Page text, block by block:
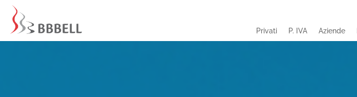
Privati P. IVA Aziende